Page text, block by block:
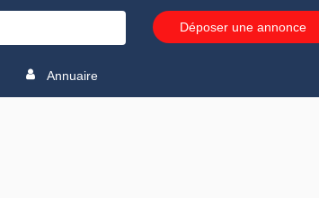
Déposer une annonce
Annuaire